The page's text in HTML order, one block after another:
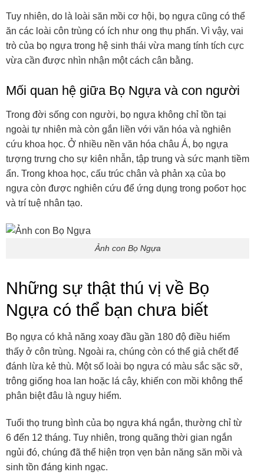
Tuy nhiên, do là loài săn mồi cơ hội, bọ ngựa cũng có thể
ăn các loài côn trùng có ích như ong thụ phấn. Vì vậy, vai
trò của bọ ngựa trong hệ sinh thái vừa mang tính tích cực
vừa cần được nhìn nhận một cách cân bằng.
Mối quan hệ giữa Bọ Ngựa và con người
Trong đời sống con người, bọ ngựa không chỉ tồn tại
ngoài tự nhiên mà còn gắn liền với văn hóa và nghiên
cứu khoa học. Ở nhiều nền văn hóa châu Á, bọ ngựa
tượng trưng cho sự kiên nhẫn, tập trung và sức mạnh tiềm
ẩn. Trong khoa học, cấu trúc chân và phản xạ của bọ
ngựa còn được nghiên cứu để ứng dụng trong робот học
và trí tuệ nhân tạo.
Ảnh con Bọ Ngựa
Những sự thật thú vị về Bọ
Ngựa có thể bạn chưa biết
Bọ ngựa có khả năng xoay đầu gần 180 độ điều hiếm
thấy ở côn trùng. Ngoài ra, chúng còn có thể giả chết để
đánh lừa kẻ thù. Một số loài bọ ngựa có màu sắc sặc sỡ,
trông giống hoa lan hoặc lá cây, khiến con mồi không thể
phân biệt đâu là nguy hiểm.
Tuổi thọ trung bình của bọ ngựa khá ngắn, thường chỉ từ
6 đến 12 tháng. Tuy nhiên, trong quãng thời gian ngắn
ngủi đó, chúng đã thể hiện trọn vẹn bản năng săn mồi và
sinh tồn đáng kinh ngạc.